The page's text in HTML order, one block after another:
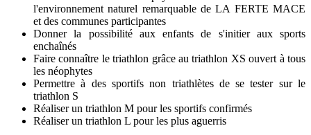
l'environnement naturel remarquable de LA FERTE MACE
et des communes participantes
Donner la possibilité aux enfants de s'initier aux sports
enchaînés
Faire connaître le triathlon grâce au triathlon XS ouvert à tous
les néophytes
Permettre à des sportifs non triathlètes de se tester sur le
triathlon S
Réaliser un triathlon M pour les sportifs confirmés
Réaliser un triathlon L pour les plus aguerris